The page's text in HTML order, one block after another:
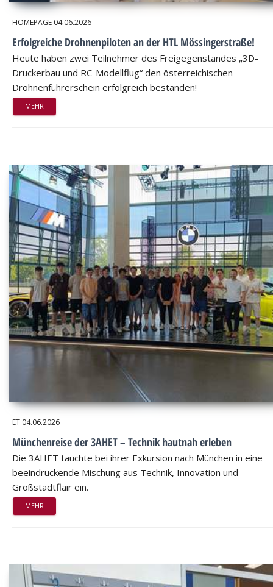
HOMEPAGE 04.06.2026
Erfolgreiche Drohnenpiloten an der HTL Mössingerstraße!
Heute haben zwei Teilnehmer des Freigegenstandes „3D-
Druckerbau und RC-Modellflug“ den österreichischen
Drohnenführerschein erfolgreich bestanden!
MEHR
ET 04.06.2026
Münchenreise der 3AHET – Technik hautnah erleben
Die 3AHET tauchte bei ihrer Exkursion nach München in eine
beeindruckende Mischung aus Technik, Innovation und
Großstadtflair ein.
MEHR